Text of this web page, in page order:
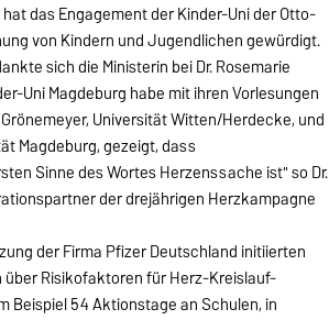
das Engagement der Kinder-Uni der Otto-
von Kindern und Jugendlichen gewürdigt.
sich die Ministerin bei Dr. Rosemarie
Uni Magdeburg habe mit ihren Vorlesungen
Universität Witten/Herdecke, und
Magdeburg, gezeigt, dass
Sinne des Wortes Herzenssache ist" so Dr.
der dreijährigen Herzkampagne
der Firma Pfizer Deutschland initiierten
Risikofaktoren für Herz-Kreislauf-
Beispiel 54 Aktionstage an Schulen, in